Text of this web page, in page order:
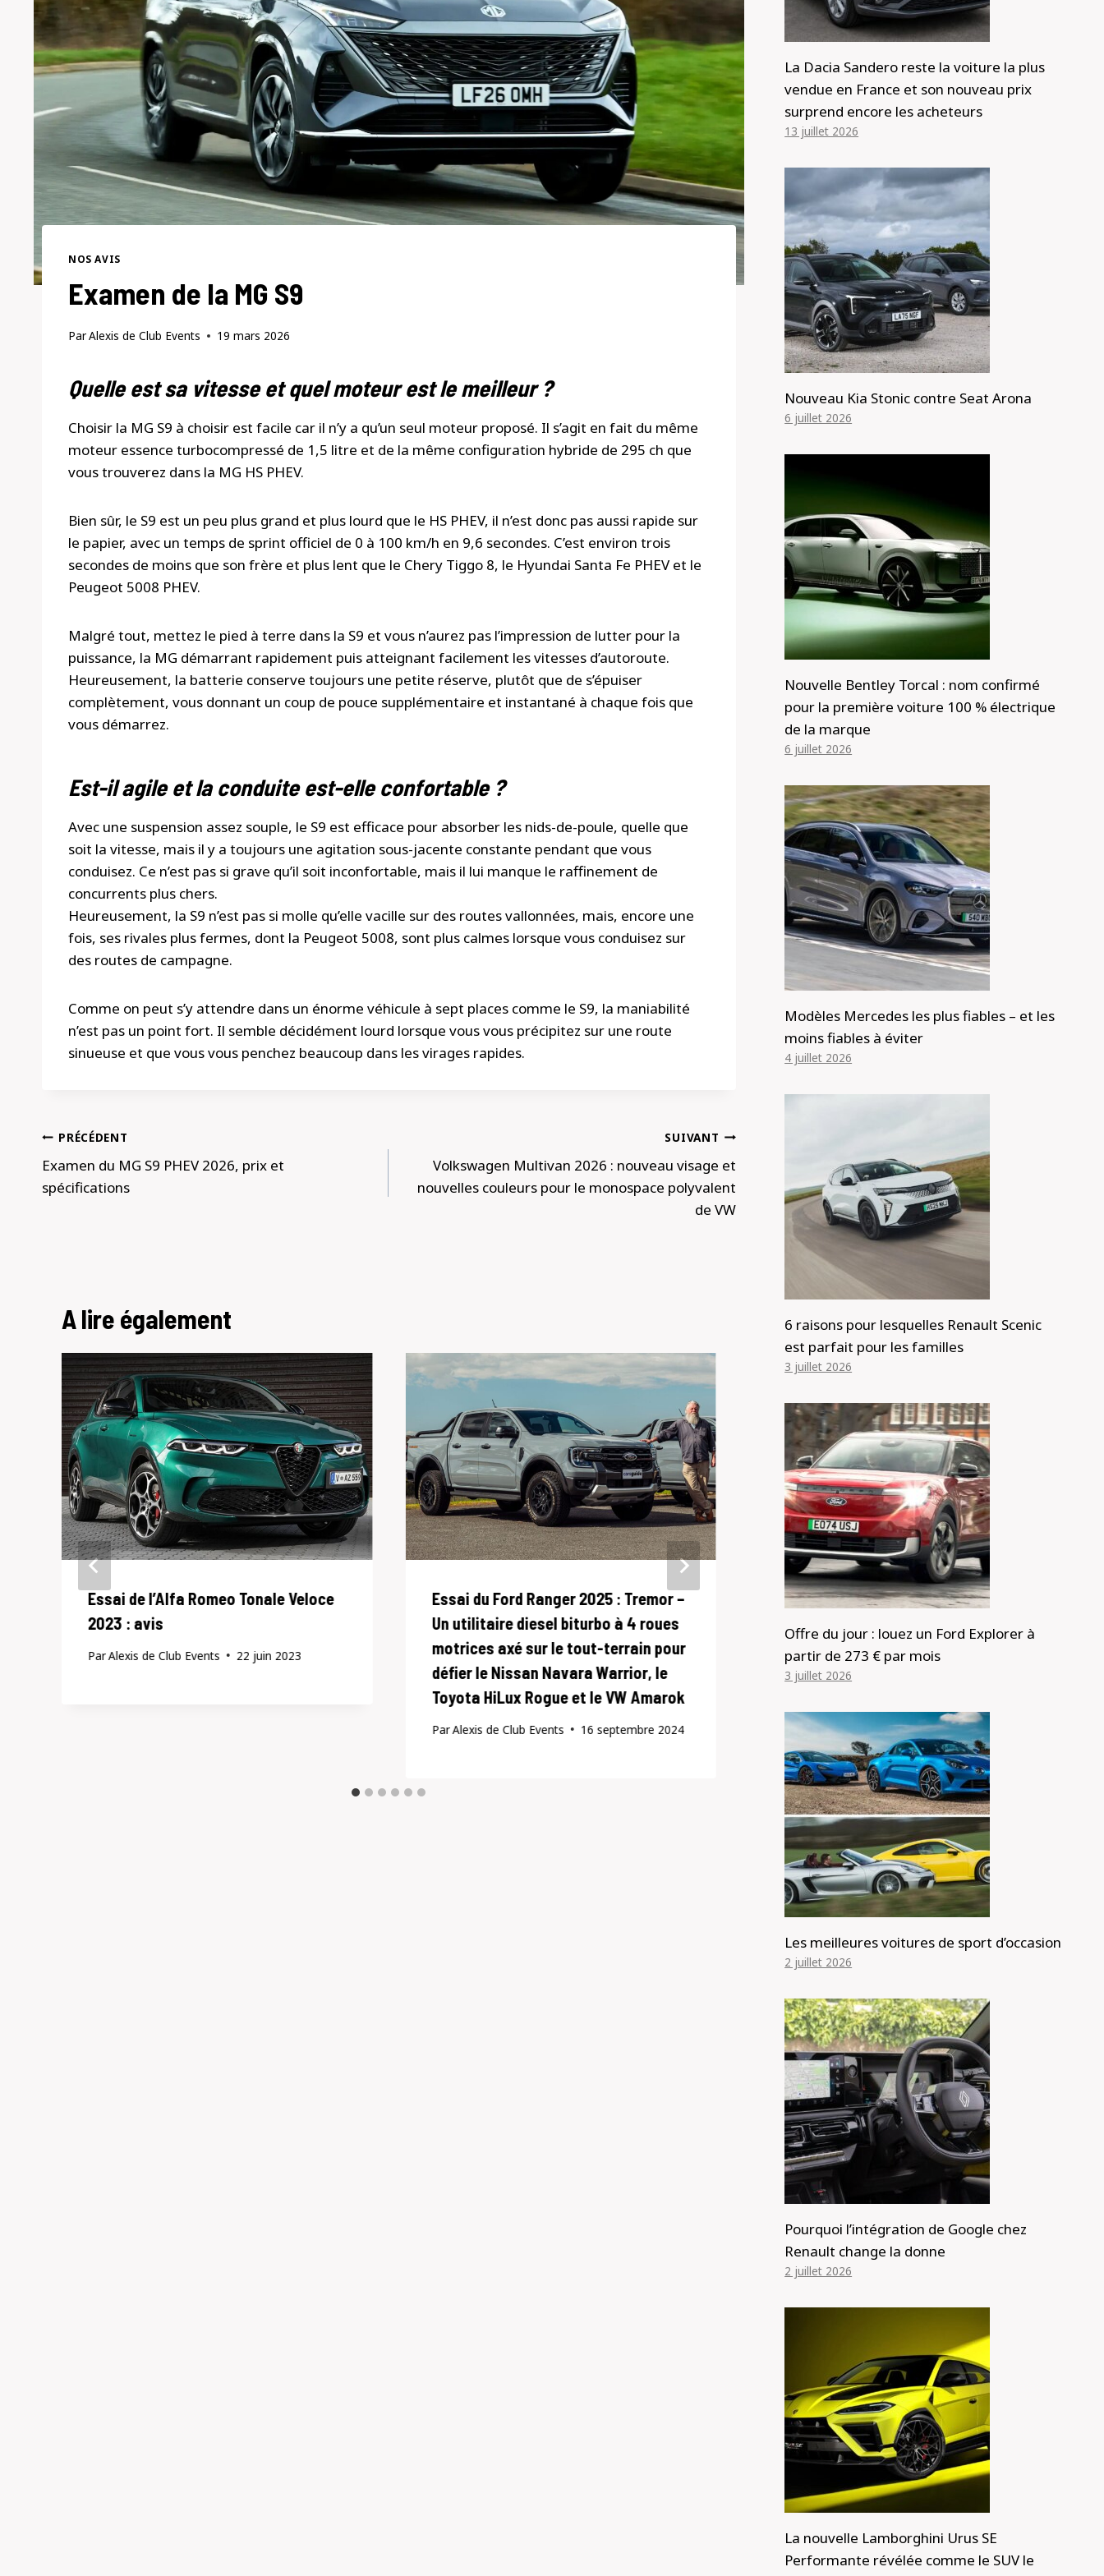
NOS AVIS
Examen de la MG S9
ParAlexis de Club Events 19 mars 2026
Quelle est sa vitesse et quel moteur est le meilleur ?
Choisir la MG S9 à choisir est facile car il n’y a qu’un seul moteur proposé. Il s’agit en fait du même
moteur essence turbocompressé de 1,5 litre et de la même configuration hybride de 295 ch que
vous trouverez dans la MG HS PHEV.
Bien sûr, le S9 est un peu plus grand et plus lourd que le HS PHEV, il n’est donc pas aussi rapide sur
le papier, avec un temps de sprint officiel de 0 à 100 km/h en 9,6 secondes. C’est environ trois
secondes de moins que son frère et plus lent que le Chery Tiggo 8, le Hyundai Santa Fe PHEV et le
Peugeot 5008 PHEV.
Malgré tout, mettez le pied à terre dans la S9 et vous n’aurez pas l’impression de lutter pour la
puissance, la MG démarrant rapidement puis atteignant facilement les vitesses d’autoroute.
Heureusement, la batterie conserve toujours une petite réserve, plutôt que de s’épuiser
complètement, vous donnant un coup de pouce supplémentaire et instantané à chaque fois que
vous démarrez.
Est-il agile et la conduite est-elle confortable ?
Avec une suspension assez souple, le S9 est efficace pour absorber les nids-de-poule, quelle que
soit la vitesse, mais il y a toujours une agitation sous-jacente constante pendant que vous
conduisez. Ce n’est pas si grave qu’il soit inconfortable, mais il lui manque le raffinement de
concurrents plus chers.
Heureusement, la S9 n’est pas si molle qu’elle vacille sur des routes vallonnées, mais, encore une
fois, ses rivales plus fermes, dont la Peugeot 5008, sont plus calmes lorsque vous conduisez sur
des routes de campagne.
Comme on peut s’y attendre dans un énorme véhicule à sept places comme le S9, la maniabilité
n’est pas un point fort. Il semble décidément lourd lorsque vous vous précipitez sur une route
sinueuse et que vous vous penchez beaucoup dans les virages rapides.
Navigation
de
l’article
PRÉCÉDENT
Examen du MG S9 PHEV 2026, prix et
spécifications
SUIVANT
Volkswagen Multivan 2026 : nouveau visage et
nouvelles couleurs pour le monospace polyvalent
de VW
A lire également
Essai de l’Alfa Romeo Tonale Veloce
2023 : avis
ParAlexis de Club Events 22 juin 2023
Essai du Ford Ranger 2025 : Tremor –
Un utilitaire diesel biturbo à 4 roues
motrices axé sur le tout-terrain pour
défier le Nissan Navara Warrior, le
Toyota HiLux Rogue et le VW Amarok
ParAlexis de Club Events 16 septembre 2024
ABARTH 600E Examen
ParAlexis de Club Events 20 mai 2025
La Dacia Sandero reste la voiture la plus
vendue en France et son nouveau prix
surprend encore les acheteurs
13 juillet 2026
Nouveau Kia Stonic contre Seat Arona
6 juillet 2026
Nouvelle Bentley Torcal : nom confirmé
pour la première voiture 100 % électrique
de la marque
6 juillet 2026
Modèles Mercedes les plus fiables – et les
moins fiables à éviter
4 juillet 2026
6 raisons pour lesquelles Renault Scenic
est parfait pour les familles
3 juillet 2026
Offre du jour : louez un Ford Explorer à
partir de 273 € par mois
3 juillet 2026
Les meilleures voitures de sport d’occasion
2 juillet 2026
Pourquoi l’intégration de Google chez
Renault change la donne
2 juillet 2026
La nouvelle Lamborghini Urus SE
Performante révélée comme le SUV le